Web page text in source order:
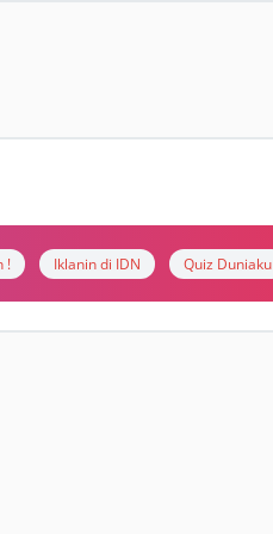
! Iklanin di IDN Quiz Duniaku